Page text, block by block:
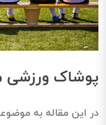
پوشاک ورزشی
در این مقاله به